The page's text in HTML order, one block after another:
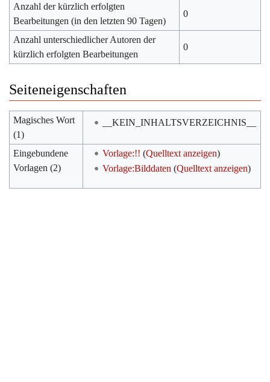
Anzahl der kürzlich erfolgten
Bearbeitungen (in den letzten 90 Tagen)
0
Anzahl unterschiedlicher Autoren der
kürzlich erfolgten Bearbeitungen
0
Seiteneigenschaften
Magisches Wort
(1)
__KEIN_INHALTSVERZEICHNIS__
Eingebundene
Vorlagen (2)
Vorlage:!! (Quelltext anzeigen)
Vorlage:Bilddaten (Quelltext anzeigen)